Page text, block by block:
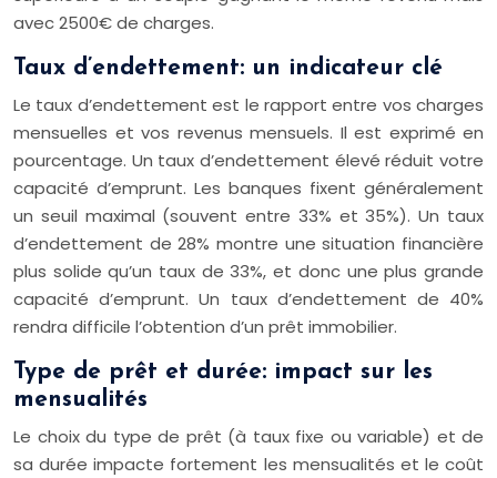
avec 2500€ de charges.
Taux d’endettement: un indicateur clé
Le taux d’endettement est le rapport entre vos charges
mensuelles et vos revenus mensuels. Il est exprimé en
pourcentage. Un taux d’endettement élevé réduit votre
capacité d’emprunt. Les banques fixent généralement
un seuil maximal (souvent entre 33% et 35%). Un taux
d’endettement de 28% montre une situation financière
plus solide qu’un taux de 33%, et donc une plus grande
capacité d’emprunt. Un taux d’endettement de 40%
rendra difficile l’obtention d’un prêt immobilier.
Type de prêt et durée: impact sur les
mensualités
Le choix du type de prêt (à taux fixe ou variable) et de
sa durée impacte fortement les mensualités et le coût